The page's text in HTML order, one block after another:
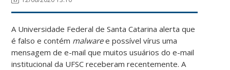
A Universidade Federal de Santa Catarina alerta que
é falso e contém malwaree possível vírus uma
mensagem de e-mail que muitos usuários do e-mail
institucional da UFSC receberam recentemente. A